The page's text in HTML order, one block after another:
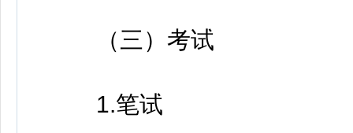
（三）考试
1.笔试